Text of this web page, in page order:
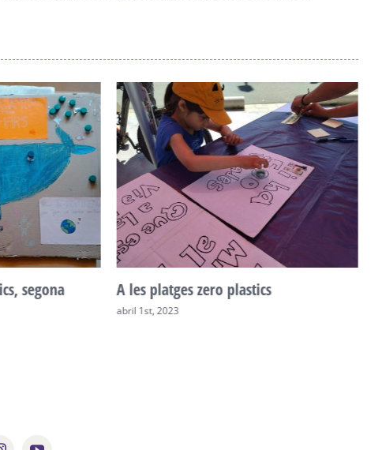
segona
A les platges zero plastics
abril 1st, 2023